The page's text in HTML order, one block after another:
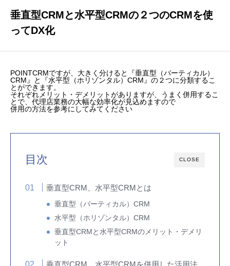
垂直型CRMと水平型CRMの２つのCRMを使
ってDX化
POINTCRMですが、大きく分けると『垂直型（バーティカル）
CRM』と『水平型（ホリゾンタル）CRM』の２つに分類するこ
とができます。
それぞれメリット・デメリットがありますが、うまく併用するこ
とで、代理店業務の大幅な効率化が見込めますので
併用の方法を参考にしてみてください
CLOSE
目次
垂直型CRM、水平型CRMとは
垂直型（バーティカル）CRM
水平型（ホリゾンタル）CRM
垂直型CRMと水平型CRMのメリット・デメリ
ット